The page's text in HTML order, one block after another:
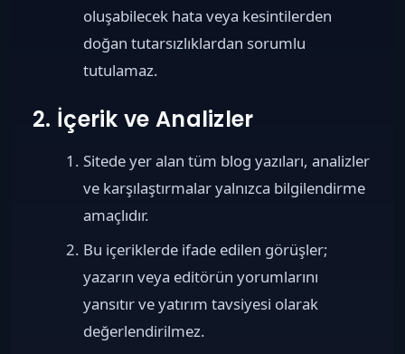
oluşabilecek hata veya kesintilerden
doğan tutarsızlıklardan sorumlu
tutulamaz.
2. İçerik ve Analizler
Sitede yer alan tüm blog yazıları, analizler
ve karşılaştırmalar yalnızca bilgilendirme
amaçlıdır.
Bu içeriklerde ifade edilen görüşler;
yazarın veya editörün yorumlarını
yansıtır ve yatırım tavsiyesi olarak
değerlendirilmez.